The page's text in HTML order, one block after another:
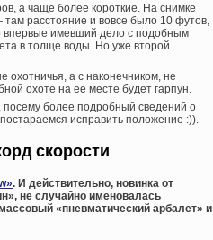
а чаще более короткие. На снимке
расстояние и вовсе было 10 футов,
впервые имевший дело с подобным
в толще воды. Но уже второй
охотничья, а с наконечником, не
охоте на ее месте будет гарпун.
более подробный сведений о
исправить положение :)).
скорости
. И действительно, новинка от
не случайно именовалась
«пневматический арбалет» и